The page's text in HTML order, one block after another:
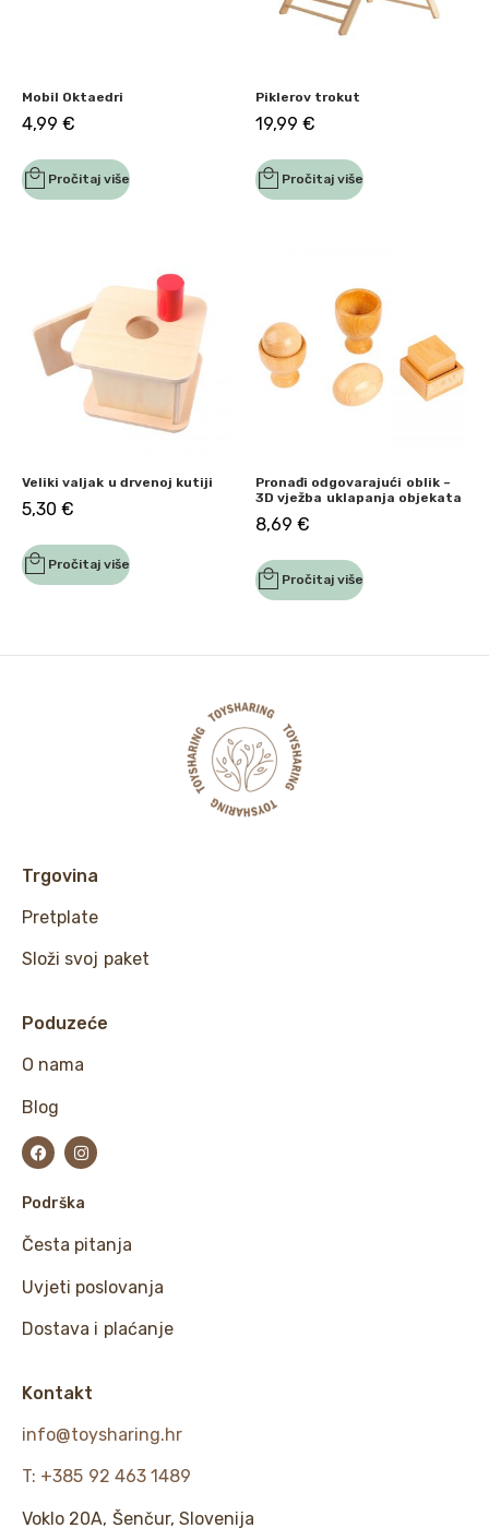
Mobil Oktaedri
4,99€
Pročitaj više
Piklerov trokut
19,99€
Pročitaj više
Veliki valjak u drvenoj kutiji
5,30€
Pročitaj više
Pronađi odgovarajući oblik –
3D vježba uklapanja objekata
8,69€
Pročitaj više
Trgovina
Pretplate
Složi svoj paket
Poduzeće
O nama
Blog
Podrška
Česta pitanja
Uvjeti poslovanja
Dostava i plaćanje
Kontakt
info@toysharing.hr
T: +385 92 463 1489
Voklo 20A, Šenčur, Slovenija